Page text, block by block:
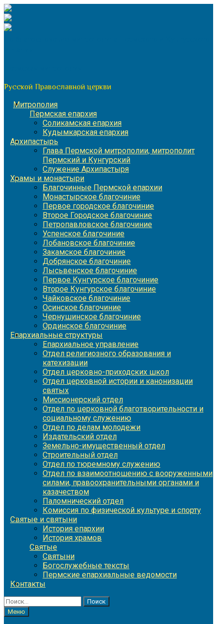
Перейти
к
содержимому
Русской Православной церкви
Митрополия
Пермская епархия
Соликамская епархия
Кудымкарская епархия
Архипастырь
Глава Пермской митрополии, митрополит
Пермский и Кунгурский
Служение Архипастыря
Храмы и монастыри
Благочинные Пермской епархии
Монастырское благочиние
Первое городское благочиние
Второе Городское благочиние
Петропавловское благочиние
Успенское благочиние
Лобановское благочиние
Закамское благочиние
Добрянское благочиние
Лысьвенское благочиние
Первое Кунгурское благочиние
Второе Кунгурское благочиние
Чайковское благочиние
Осинское благочиние
Чернушинское благочиние
Ординское благочиние
Епархиальные структуры
Епархиальное управление
Отдел религиозного образования и
катехизации
Отдел церковно-приходских школ
Отдел церковной истории и канонизации
святых
Миссионерский отдел
Отдел по церковной благотворительности и
социальному служению
Отдел по делам молодежи
Издательский отдел
Земельно-имущественный отдел
Строительный отдел
Отдел по тюремному служению
Отдел по взаимоотношению с вооруженными
силами, правоохранительными органами и
казачеством
Паломнический отдел
Комиссия по физической культуре и спорту
Святые и святыни
История епархии
История храмов
Святые
Святыни
Богослужебные тексты
Пермские епархиальные ведомости
Контакты
Найти:
Меню